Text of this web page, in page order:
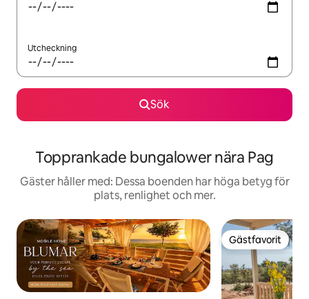
Utcheckning
Sök
Topprankade bungalower nära Pag
Gäster håller med: Dessa boenden har höga betyg för
plats, renlighet och mer.
Gästfavorit
Gästfavorit